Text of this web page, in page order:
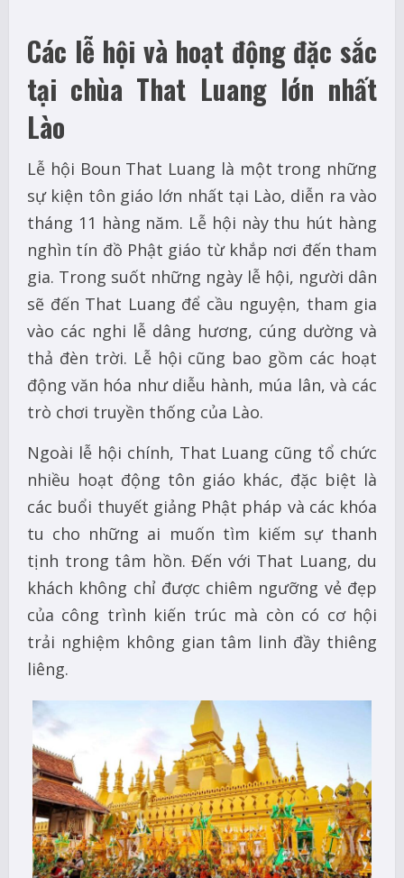
Các lễ hội và hoạt động đặc sắc
tại chùa That Luang lớn nhất
Lào
Lễ hội Boun That Luang là một trong những
sự kiện tôn giáo lớn nhất tại Lào, diễn ra vào
tháng 11 hàng năm. Lễ hội này thu hút hàng
nghìn tín đồ Phật giáo từ khắp nơi đến tham
gia. Trong suốt những ngày lễ hội, người dân
sẽ đến That Luang để cầu nguyện, tham gia
vào các nghi lễ dâng hương, cúng dường và
thả đèn trời. Lễ hội cũng bao gồm các hoạt
động văn hóa như diễu hành, múa lân, và các
trò chơi truyền thống của Lào.
Ngoài lễ hội chính, That Luang cũng tổ chức
nhiều hoạt động tôn giáo khác, đặc biệt là
các buổi thuyết giảng Phật pháp và các khóa
tu cho những ai muốn tìm kiếm sự thanh
tịnh trong tâm hồn. Đến với That Luang, du
khách không chỉ được chiêm ngưỡng vẻ đẹp
của công trình kiến trúc mà còn có cơ hội
trải nghiệm không gian tâm linh đầy thiêng
liêng.